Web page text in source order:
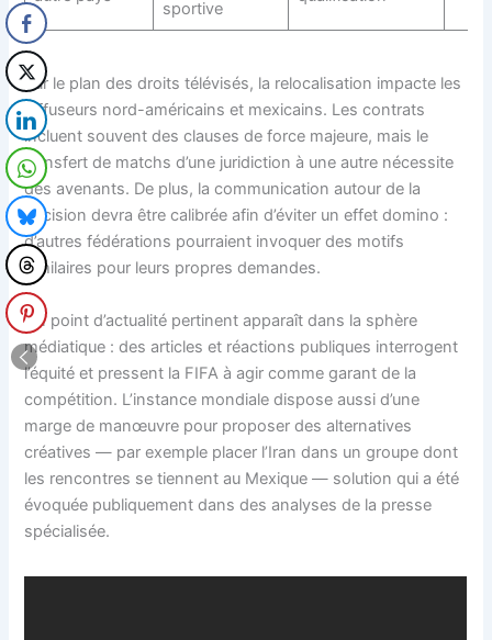
sportive
Sur le plan des droits télévisés, la relocalisation impacte les
diffuseurs nord-américains et mexicains. Les contrats
incluent souvent des clauses de force majeure, mais le
transfert de matchs d’une juridiction à une autre nécessite
des avenants. De plus, la communication autour de la
décision devra être calibrée afin d’éviter un effet domino :
d’autres fédérations pourraient invoquer des motifs
similaires pour leurs propres demandes.
Un point d’actualité pertinent apparaît dans la sphère
médiatique : des articles et réactions publiques interrogent
l’équité et pressent la FIFA à agir comme garant de la
compétition. L’instance mondiale dispose aussi d’une
marge de manœuvre pour proposer des alternatives
créatives — par exemple placer l’Iran dans un groupe dont
les rencontres se tiennent au Mexique — solution qui a été
évoquée publiquement dans des analyses de la presse
spécialisée.